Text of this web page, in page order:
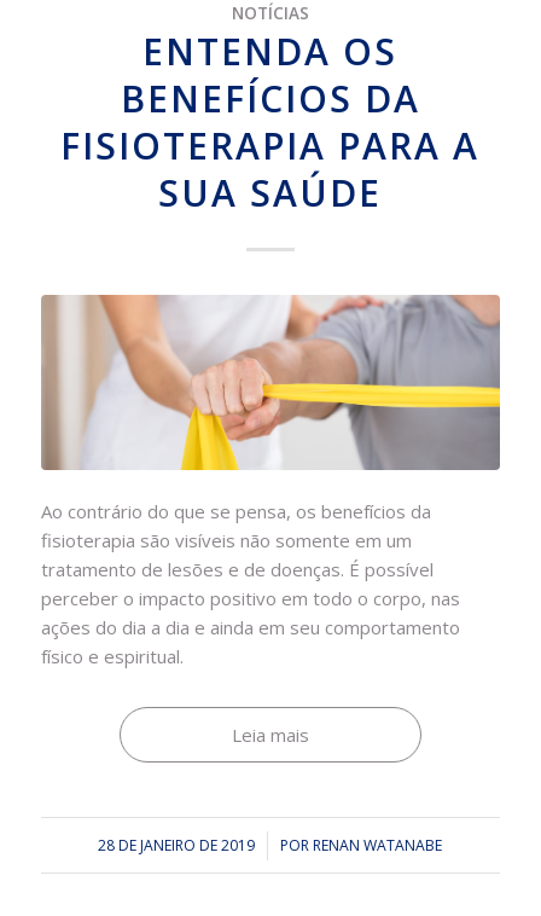
NOTÍCIAS
ENTENDA OS
BENEFÍCIOS DA
FISIOTERAPIA PARA A
SUA SAÚDE
Ao contrário do que se pensa, os benefícios da
fisioterapia são visíveis não somente em um
tratamento de lesões e de doenças. É possível
perceber o impacto positivo em todo o corpo, nas
ações do dia a dia e ainda em seu comportamento
físico e espiritual.
Leia mais
28 DE JANEIRO DE 2019
/ PORRENAN WATANABE